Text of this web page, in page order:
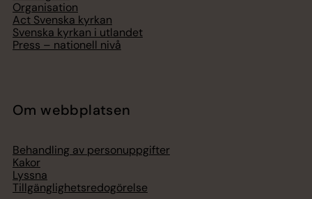
Organisation
Act Svenska kyrkan
Svenska kyrkan i utlandet
Press – nationell nivå
Om webbplatsen
Behandling av personuppgifter
Kakor
Lyssna
Tillgänglighetsredogörelse